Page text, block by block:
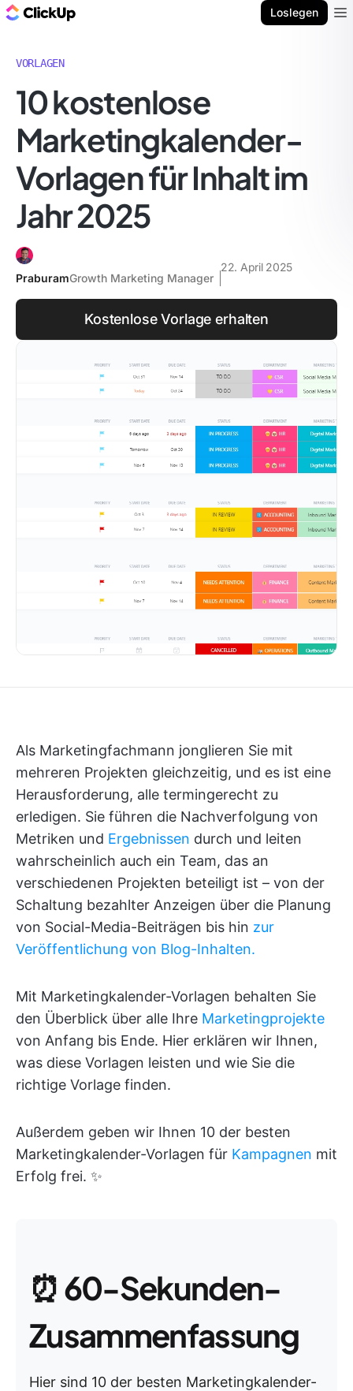
Loslegen
VORLAGEN
10 kostenlose
Marketingkalender-
Vorlagen für Inhalt im
Jahr 2025
PraburamGrowth Marketing Manager
22. April 2025
Kostenlose Vorlage erhalten
Als Marketingfachmann jonglieren Sie mit
mehreren Projekten gleichzeitig, und es ist eine
Herausforderung, alle termingerecht zu
erledigen. Sie führen die Nachverfolgung von
Metriken und Ergebnissen durch und leiten
wahrscheinlich auch ein Team, das an
verschiedenen Projekten beteiligt ist – von der
Schaltung bezahlter Anzeigen über die Planung
von Social-Media-Beiträgen bis hin zur
Veröffentlichung von Blog-Inhalten.
Mit Marketingkalender-Vorlagen behalten Sie
den Überblick über alle Ihre Marketingprojekte
von Anfang bis Ende. Hier erklären wir Ihnen,
was diese Vorlagen leisten und wie Sie die
richtige Vorlage finden.
Außerdem geben wir Ihnen 10 der besten
Marketingkalender-Vorlagen für Kampagnen mit
Erfolg frei. ✨
⏰60-Sekunden-
Zusammenfassung
Hier sind 10 der besten Marketingkalender-